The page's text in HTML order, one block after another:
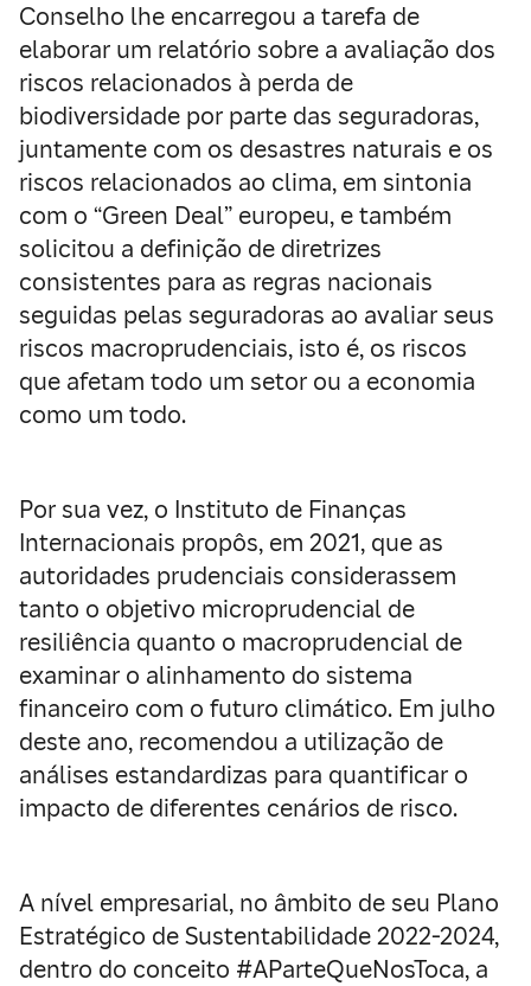
Conselho lhe encarregou a tarefa de
elaborar um relatório sobre a avaliação dos
riscos relacionados à perda de
biodiversidade por parte das seguradoras,
juntamente com os desastres naturais e os
riscos relacionados ao clima, em sintonia
com o “Green Deal” europeu, e também
solicitou a definição de diretrizes
consistentes para as regras nacionais
seguidas pelas seguradoras ao avaliar seus
riscos macroprudenciais, isto é, os riscos
que afetam todo um setor ou a economia
como um todo.
Por sua vez, o Instituto de Finanças
Internacionais propôs, em 2021, que as
autoridades prudenciais considerassem
tanto o objetivo microprudencial de
resiliência quanto o macroprudencial de
examinar o alinhamento do sistema
financeiro com o futuro climático. Em julho
deste ano, recomendou a utilização de
análises estandardizas para quantificar o
impacto de diferentes cenários de risco.
A nível empresarial, no âmbito de seu Plano
Estratégico de Sustentabilidade 2022-2024,
dentro do conceito #AParteQueNosToca, a